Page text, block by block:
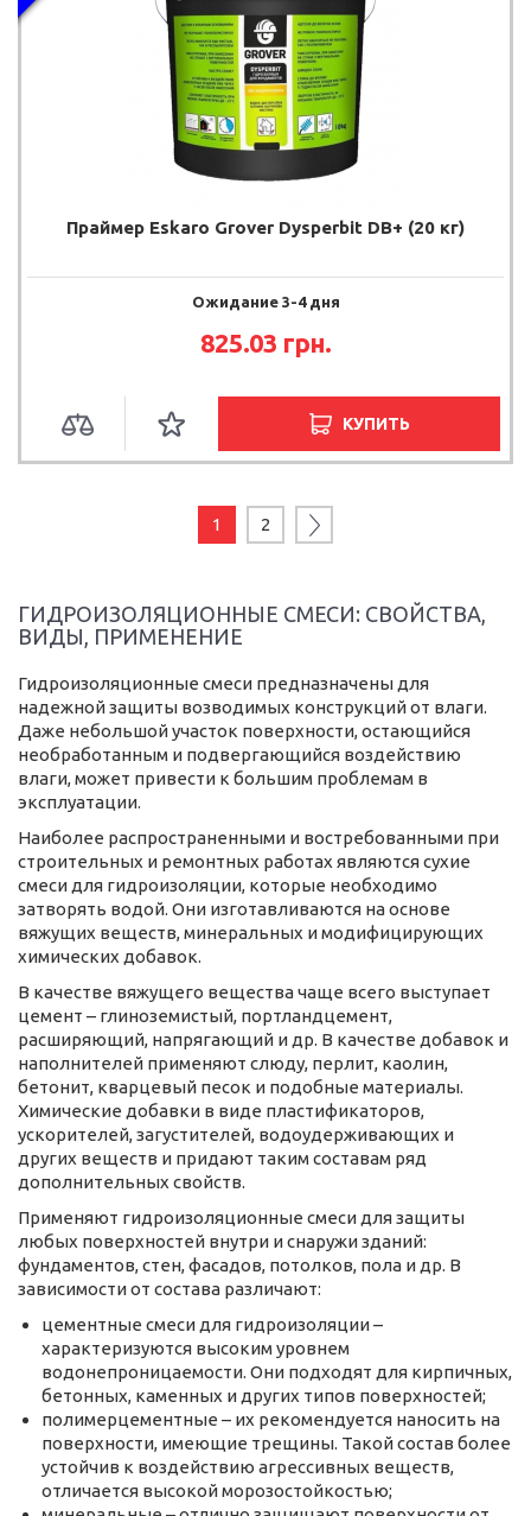
Праймер Eskaro Grover Dysperbit DB+ (20 кг)
Ожидание 3-4 дня
825.03 грн.
КУПИТЬ
1 2
ГИДРОИЗОЛЯЦИОННЫЕ СМЕСИ: СВОЙСТВА,
ВИДЫ, ПРИМЕНЕНИЕ
Гидроизоляционные смеси предназначены для
надежной защиты возводимых конструкций от влаги.
Даже небольшой участок поверхности, остающийся
необработанным и подвергающийся воздействию
влаги, может привести к большим проблемам в
эксплуатации.
Наиболее распространенными и востребованными при
строительных и ремонтных работах являются сухие
смеси для гидроизоляции, которые необходимо
затворять водой. Они изготавливаются на основе
вяжущих веществ, минеральных и модифицирующих
химических добавок.
В качестве вяжущего вещества чаще всего выступает
цемент – глиноземистый, портландцемент,
расширяющий, напрягающий и др. В качестве добавок и
наполнителей применяют слюду, перлит, каолин,
бетонит, кварцевый песок и подобные материалы.
Химические добавки в виде пластификаторов,
ускорителей, загустителей, водоудерживающих и
других веществ и придают таким составам ряд
дополнительных свойств.
Применяют гидроизоляционные смеси для защиты
любых поверхностей внутри и снаружи зданий:
фундаментов, стен, фасадов, потолков, пола и др. В
зависимости от состава различают:
цементные смеси для гидроизоляции –
характеризуются высоким уровнем
водонепроницаемости. Они подходят для кирпичных,
бетонных, каменных и других типов поверхностей;
полимерцементные – их рекомендуется наносить на
поверхности, имеющие трещины. Такой состав более
устойчив к воздействию агрессивных веществ,
отличается высокой морозостойкостью;